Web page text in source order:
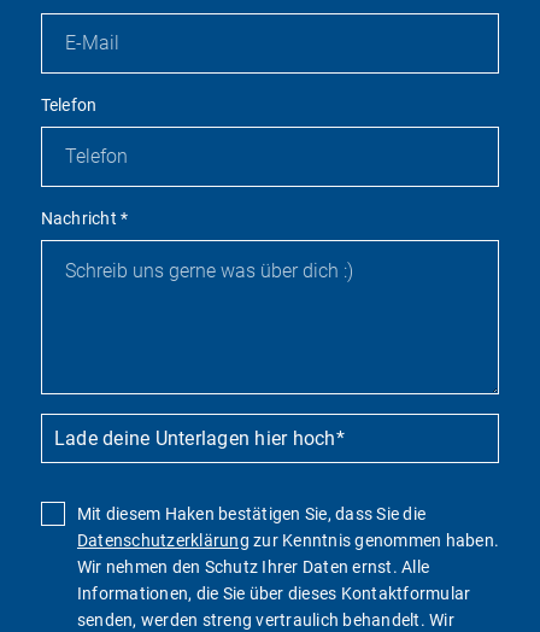
Telefon
Nachricht*
Lade deine Unterlagen hier hoch*
Mit diesem Haken bestätigen Sie, dass Sie die
Datenschutzerklärung zur Kenntnis genommen haben.
Wir nehmen den Schutz Ihrer Daten ernst. Alle
Informationen, die Sie über dieses Kontaktformular
senden, werden streng vertraulich behandelt. Wir